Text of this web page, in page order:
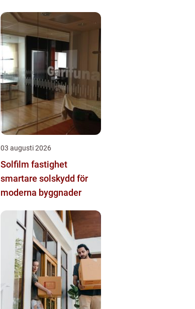
03 augusti 2026
Solfilm fastighet
smartare solskydd för
moderna byggnader